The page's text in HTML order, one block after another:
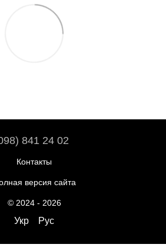
841 24 02
Контакты
версия сайта
© 2024 - 2026
Укр Рус